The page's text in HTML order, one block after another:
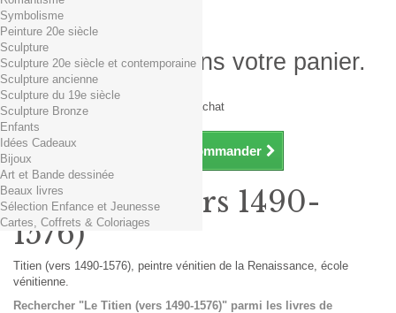
Quantité
Total
Il y a 1 produit dans votre panier.
Total produits TTC
Frais de port TTC
0,01€ dès 29€ d'achat
Total TTC
Continuer mes achats Commander
Symbolisme
Peinture 20e siècle
Sculpture
Sculpture 20e siècle et contemporaine
Sculpture ancienne
Sculpture du 19e siècle
Sculpture Bronze
Enfants
Idées Cadeaux
Bijoux
Art et Bande dessinée
Beaux livres
Sélection Enfance et Jeunesse
Cartes, Coffrets & Coloriages
Le Titien (vers 1490-
1576)
Titien (vers 1490-1576), peintre vénitien de la Renaissance, école
vénitienne.
Rechercher "Le Titien (vers 1490-1576)" parmi les livres de